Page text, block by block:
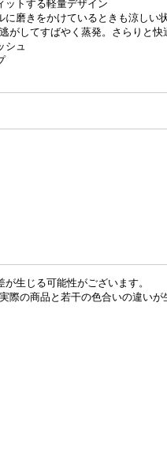
ットする軽量デザイン
に磨きをかけているときも涼しい
がしてすばやく蒸発。さらりと
シュ
生じる可能性がございます。
の商品と若干の色合いの違いが